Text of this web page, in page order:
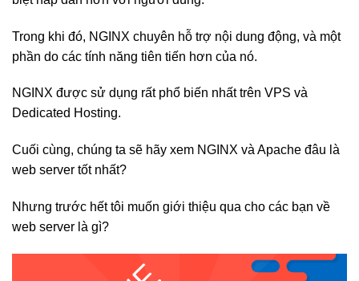
Trong khi đó, NGINX chuyên hỗ trợ nội dung động, và một
phần do các tính năng tiên tiến hơn của nó.
NGINX được sử dụng rất phổ biến nhất trên VPS và
Dedicated Hosting.
Cuối cùng, chúng ta sẽ hãy xem NGINX và Apache đâu là
web server tốt nhất?
Nhưng trước hết tôi muốn giới thiệu qua cho các bạn về
web server là gì?